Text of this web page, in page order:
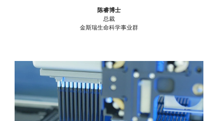
陈睿博士
总裁
金斯瑞生命科学事业群